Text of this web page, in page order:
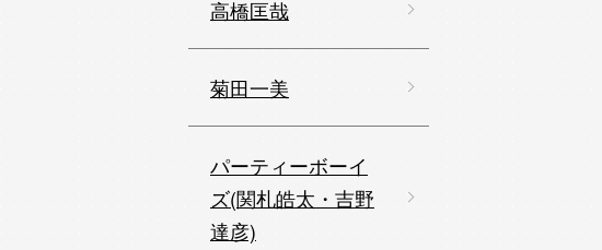
高橋匡哉
菊田一美
パーティーボーイ
ズ(関札皓太・吉野
達彦)